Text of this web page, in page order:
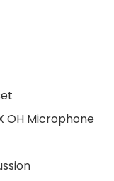
OH Microphone